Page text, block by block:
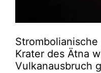
Krater des Ätna
Vulkanausbruch